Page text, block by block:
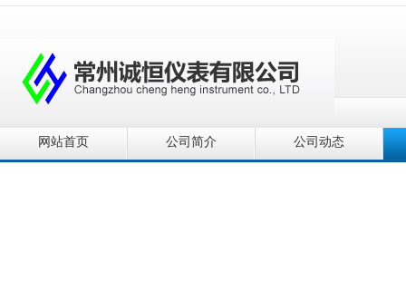
网站首页 公司简介 公司动态